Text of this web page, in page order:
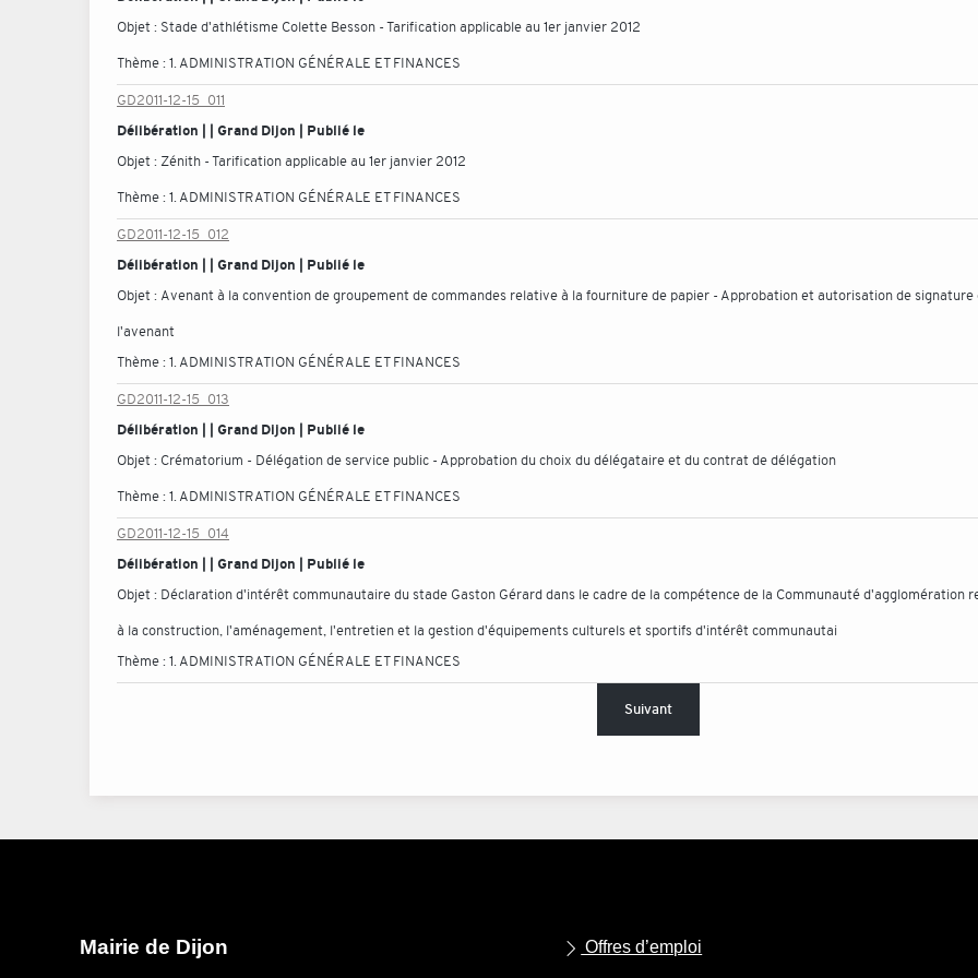
Objet : Stade d'athlétisme Colette Besson - Tarification applicable au 1er janvier 2012
Thème :1. ADMINISTRATION GÉNÉRALE ET FINANCES
GD2011-12-15_011
Délibération | | Grand Dijon | Publié le
Objet : Zénith - Tarification applicable au 1er janvier 2012
Thème :1. ADMINISTRATION GÉNÉRALE ET FINANCES
GD2011-12-15_012
Délibération | | Grand Dijon | Publié le
Objet : Avenant à la convention de groupement de commandes relative à la fourniture de papier - Approbation et autorisation de signature
l'avenant
Thème :1. ADMINISTRATION GÉNÉRALE ET FINANCES
GD2011-12-15_013
Délibération | | Grand Dijon | Publié le
Objet : Crématorium - Délégation de service public - Approbation du choix du délégataire et du contrat de délégation
Thème :1. ADMINISTRATION GÉNÉRALE ET FINANCES
GD2011-12-15_014
Délibération | | Grand Dijon | Publié le
Objet : Déclaration d'intérêt communautaire du stade Gaston Gérard dans le cadre de la compétence de la Communauté d'agglomération
à la construction, l'aménagement, l'entretien et la gestion d'équipements culturels et sportifs d'intérêt communautai
Thème :1. ADMINISTRATION GÉNÉRALE ET FINANCES
Suivant
Mairie de Dijon Offres d’emploi